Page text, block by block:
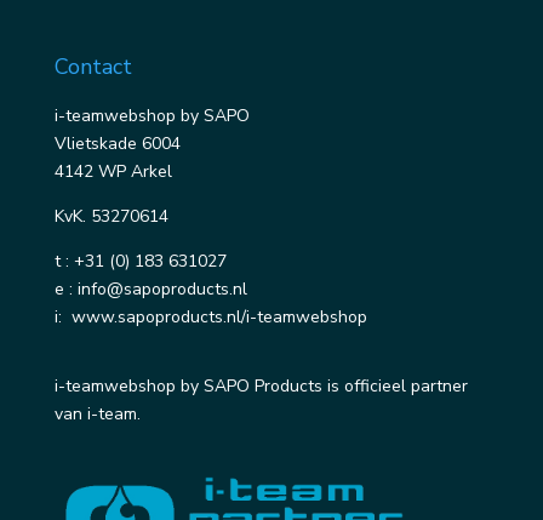
Contact
i-teamwebshop by SAPO
Vlietskade 6004
4142 WP Arkel
KvK. 53270614
t : +31 (0) 183 631027
e : info@sapoproducts.nl
i: www.sapoproducts.nl/i-teamwebshop
i-teamwebshop by SAPO Products is officieel partner
van i-team.